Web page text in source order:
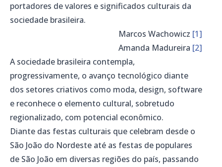
portadores de valores e significados culturais da
sociedade brasileira.
Marcos Wachowicz [1]
Amanda Madureira [2]
A sociedade brasileira contempla,
progressivamente, o avanço tecnológico diante
dos setores criativos como moda, design, software
e reconhece o elemento cultural, sobretudo
regionalizado, com potencial econômico.
Diante das festas culturais que celebram desde o
São João do Nordeste até as festas de populares
de São João em diversas regiões do país, passando